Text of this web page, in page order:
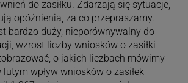
do zasiłku. Zdarzają się sytuacje,
opóźnienia, za co przepraszamy.
bardzo duży, nieporównywalny do
wzrost liczby wniosków o zasiłki
o jakich liczbach mówimy
wpływ wniosków o zasiłek